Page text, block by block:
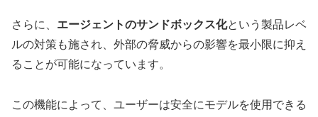
さらに、 エージェントのサンドボックス化という製品レベ
ルの対策も施され、外部の脅威からの影響を最小限に抑え
ることが可能になっています。
この機能によって、ユーザーは安全にモデルを使用できる